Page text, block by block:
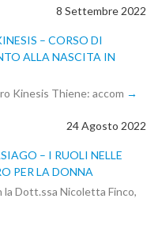
8 Settembre 2022
– CORSO DI
ALLA NASCITA IN
Kinesis Thiene: accom
24 Agosto 2022
– I RUOLI NELLE
PER LA DONNA
la Dott.ssa Nicoletta Finco,